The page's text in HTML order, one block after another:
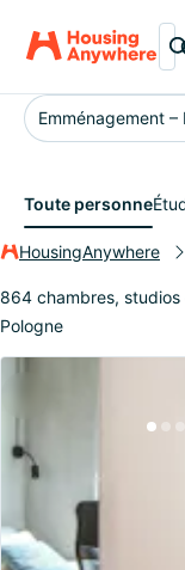
Emménagement
Toute personne
HousingAnywhere
864 chambres, studios
Pologne